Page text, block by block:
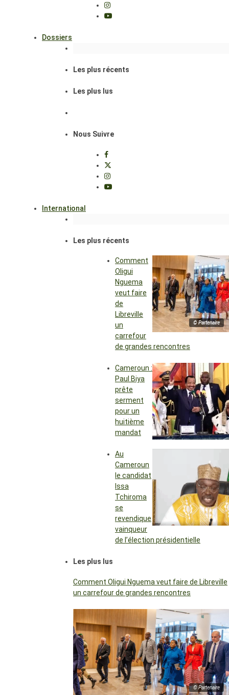
Dossiers
Les plus récents
Les plus lus
Nous Suivre
International
Les plus récents
© Partenaire
Comment
Oligui
Nguema
veut faire
de
Libreville
un
carrefour
de grandes rencontres
Cameroun :
Paul Biya
prête
serment
pour un
huitième
mandat
Au
Cameroun
le candidat
Issa
Tchiroma
se
revendique
vainqueur
de l’élection présidentielle
Les plus lus
Comment Oligui Nguema veut faire de Libreville
un carrefour de grandes rencontres
© Partenaire